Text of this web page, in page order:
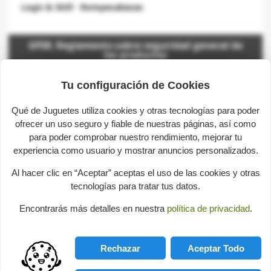
Logic & Skill-Rompecabezas
GPSR. Reglamento sobre seguridad general de
los productos
Representante:
Lúdilo Sociedad Limitada
País del representante:
España
Calle Font Roja (Urb. Torre en
Valencia
info@ludilo.es
Tu configuración de Cookies
Qué de Juguetes utiliza cookies y otras tecnologías para poder
ofrecer un uso seguro y fiable de nuestras páginas, así como
para poder comprobar nuestro rendimiento, mejorar tu
experiencia como usuario y mostrar anuncios personalizados.
Al hacer clic en “Aceptar” aceptas el uso de las cookies y otras
tecnologías para tratar tus datos.
Encontrarás más detalles en nuestra política de privacidad.
Aceptar Todo
Rechazar